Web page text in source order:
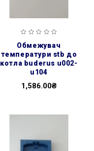
обмежувач
температури stb до
котла buderus u002-
u104
1,586.00₴